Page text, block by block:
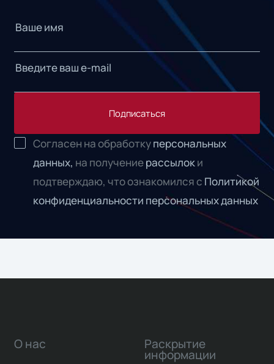
Подписаться
Согласен на обработкуперсональных
данных, на получениерассылоки
подтверждаю, что ознакомился с Политикой
конфиденциальности персональных данных
О нас Раскрытие
информации